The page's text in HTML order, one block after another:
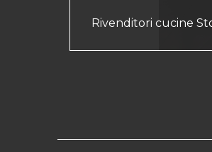
Rivenditori cucine